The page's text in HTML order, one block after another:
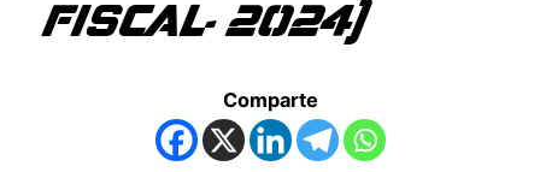
FISCAL- 2024)
Comparte